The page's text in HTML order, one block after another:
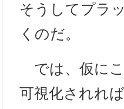
そうしてプラ
くのだ。
では、仮に
可視化されれ